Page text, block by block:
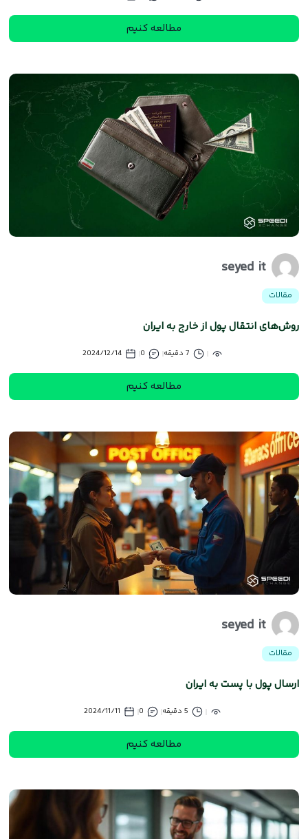
مطالعه کنیم
seyed it
مقالات
روش‌های انتقال پول از خارج به ایران
7 دقیقه 0
2024/12/14
مطالعه کنیم
seyed it
مقالات
ارسال پول با پست به ایران
5 دقیقه 0
2024/11/11
مطالعه کنیم